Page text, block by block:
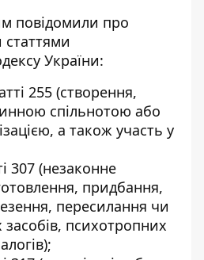
повідомили про
статтями
України:
255 (створення,
спільнотою або
а також участь у
307 (незаконне
придбання,
пересилання чи
психотропних